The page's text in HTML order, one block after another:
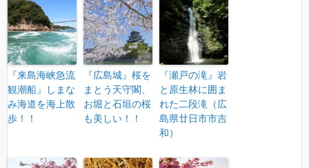
『来島海峡急流
観潮船』しまな
み海道を海上散
歩！！
『広島城』桜を
まとう天守閣、
お堀と石垣の桜
も美しい！！
『瀬戸の滝』岩
と原生林に囲ま
れた二段滝（広
島県廿日市市吉
和）